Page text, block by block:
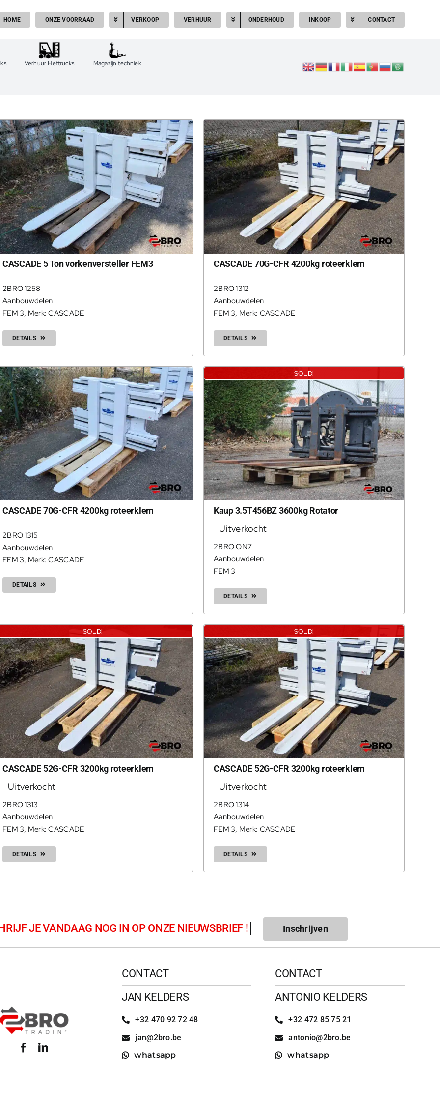
HOME ONZE VOORRAAD VERKOOP VERHUUR ONDERHOUD INKOOP CONTACT
Verhuur Heftrucks Magazijn techniek
CASCADE 5 Ton vorkenversteller FEM3
2BRO 1258
Aanbouwdelen
FEM 3, Merk: CASCADE
DETAILS
CASCADE 70G-CFR 4200kg roteerklem
2BRO 1312
Aanbouwdelen
FEM 3, Merk: CASCADE
DETAILS
CASCADE 70G-CFR 4200kg roteerklem
2BRO 1315
Aanbouwdelen
FEM 3, Merk: CASCADE
DETAILS
SOLD!
Kaup 3.5T456BZ 3600kg Rotator
Uitverkocht
2BRO ON7
Aanbouwdelen
FEM 3
DETAILS
SOLD!
CASCADE 52G-CFR 3200kg roteerklem
Uitverkocht
2BRO 1313
Aanbouwdelen
FEM 3, Merk: CASCADE
DETAILS
SOLD!
CASCADE 52G-CFR 3200kg roteerklem
Uitverkocht
2BRO 1314
Aanbouwdelen
FEM 3, Merk: CASCADE
DETAILS
Inschrijven
CONTACT
JAN KELDERS
+32 470 92 72 48
jan@2bro.be
whatsapp
CONTACT
ANTONIO KELDERS
+32 472 85 75 21
antonio@2bro.be
whatsapp